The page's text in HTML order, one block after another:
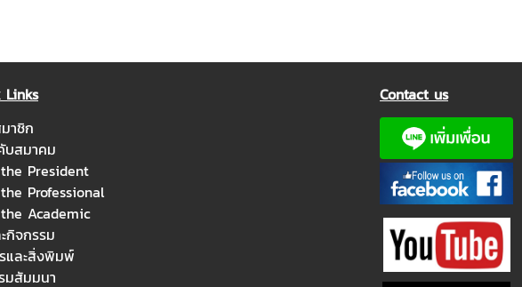
Links
าชิก
บสมาคม
President
Professional
Academic
กิจกรรม
และสิ่งพิมพ์
มสัมมนา
Contact us